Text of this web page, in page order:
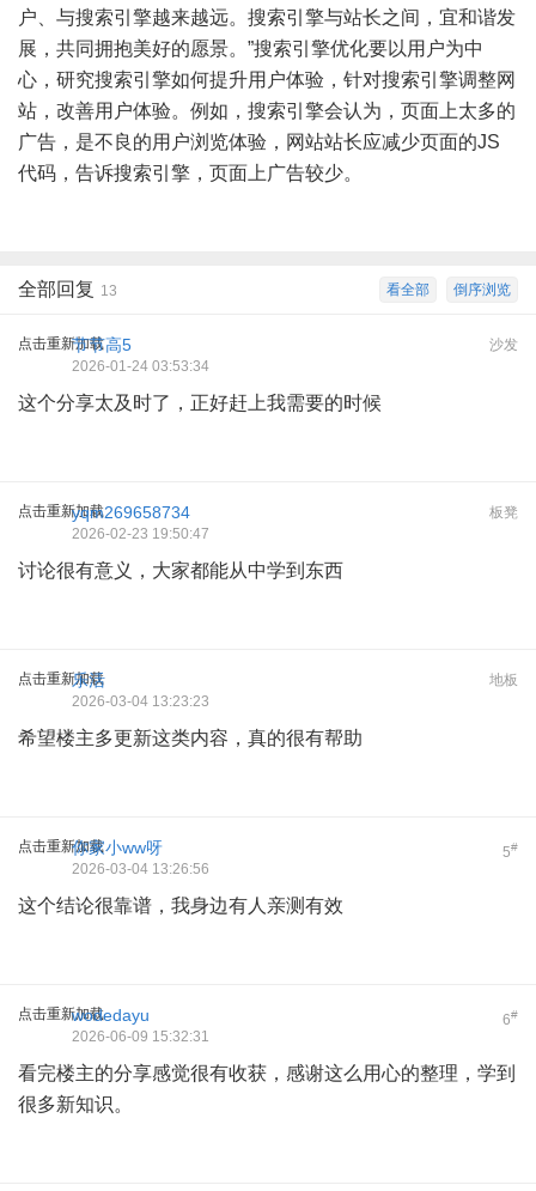
户、与搜索引擎越来越远。搜索引擎与站长之间，宜和谐发
展，共同拥抱美好的愿景。”搜索引擎优化要以用户为中
心，研究搜索引擎如何提升用户体验，针对搜索引擎调整网
站，改善用户体验。例如，搜索引擎会认为，页面上太多的
广告，是不良的用户浏览体验，网站站长应减少页面的JS
代码，告诉搜索引擎，页面上广告较少。
倒序浏览
看全部
全部回复 13
点击重新加载 沙发
节节高5
2026-01-24 03:53:34
这个分享太及时了，正好赶上我需要的时候
点击重新加载 板凳
yqm269658734
2026-02-23 19:50:47
讨论很有意义，大家都能从中学到东西
点击重新加载 地板
乐活
2026-03-04 13:23:23
希望楼主多更新这类内容，真的很有帮助
点击重新加载 5#
你家小ww呀
2026-03-04 13:26:56
这个结论很靠谱，我身边有人亲测有效
点击重新加载 6#
wodedayu
2026-06-09 15:32:31
看完楼主的分享感觉很有收获，感谢这么用心的整理，学到
很多新知识。